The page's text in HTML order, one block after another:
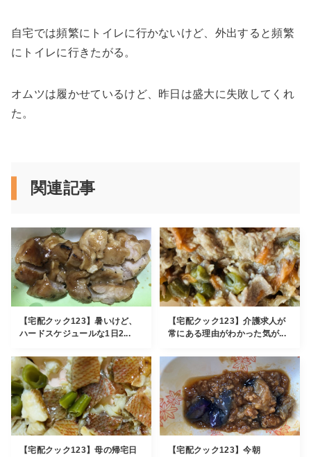
自宅では頻繁にトイレに行かないけど、外出すると頻繁
にトイレに行きたがる。
オムツは履かせているけど、昨日は盛大に失敗してくれ
た。
関連記事
【宅配クック123】暑いけど、
ハードスケジュールな1日2...
【宅配クック123】介護求人が
常にある理由がわかった気が...
【宅配クック123】母の帰宅日 【宅配クック123】今朝